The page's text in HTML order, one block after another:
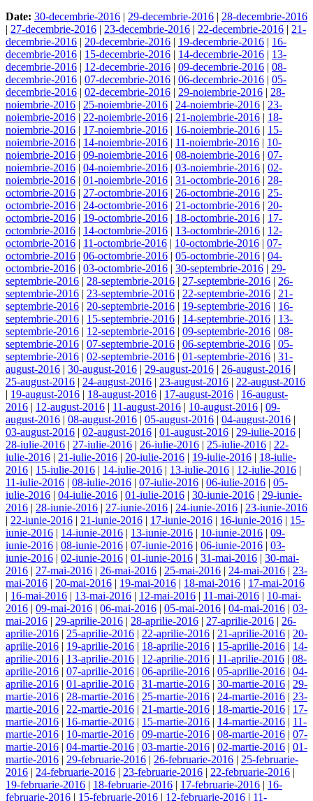
Date: 30-decembrie-2016 | 29-decembrie-2016 | 28-decembrie-2016
| 27-decembrie-2016 | 23-decembrie-2016 | 22-decembrie-2016 | 21-
decembrie-2016 | 20-decembrie-2016 | 19-decembrie-2016 | 16-
decembrie-2016 | 15-decembrie-2016 | 14-decembrie-2016 | 13-
decembrie-2016 | 12-decembrie-2016 | 09-decembrie-2016 | 08-
decembrie-2016 | 07-decembrie-2016 | 06-decembrie-2016 | 05-
decembrie-2016 | 02-decembrie-2016 | 29-noiembrie-2016 | 28-
noiembrie-2016 | 25-noiembrie-2016 | 24-noiembrie-2016 | 23-
noiembrie-2016 | 22-noiembrie-2016 | 21-noiembrie-2016 | 18-
noiembrie-2016 | 17-noiembrie-2016 | 16-noiembrie-2016 | 15-
noiembrie-2016 | 14-noiembrie-2016 | 11-noiembrie-2016 | 10-
noiembrie-2016 | 09-noiembrie-2016 | 08-noiembrie-2016 | 07-
noiembrie-2016 | 04-noiembrie-2016 | 03-noiembrie-2016 | 02-
noiembrie-2016 | 01-noiembrie-2016 | 31-octombrie-2016 | 28-
octombrie-2016 | 27-octombrie-2016 | 26-octombrie-2016 | 25-
octombrie-2016 | 24-octombrie-2016 | 21-octombrie-2016 | 20-
octombrie-2016 | 19-octombrie-2016 | 18-octombrie-2016 | 17-
octombrie-2016 | 14-octombrie-2016 | 13-octombrie-2016 | 12-
octombrie-2016 | 11-octombrie-2016 | 10-octombrie-2016 | 07-
octombrie-2016 | 06-octombrie-2016 | 05-octombrie-2016 | 04-
octombrie-2016 | 03-octombrie-2016 | 30-septembrie-2016 | 29-
septembrie-2016 | 28-septembrie-2016 | 27-septembrie-2016 | 26-
septembrie-2016 | 23-septembrie-2016 | 22-septembrie-2016 | 21-
septembrie-2016 | 20-septembrie-2016 | 19-septembrie-2016 | 16-
septembrie-2016 | 15-septembrie-2016 | 14-septembrie-2016 | 13-
septembrie-2016 | 12-septembrie-2016 | 09-septembrie-2016 | 08-
septembrie-2016 | 07-septembrie-2016 | 06-septembrie-2016 | 05-
septembrie-2016 | 02-septembrie-2016 | 01-septembrie-2016 | 31-
august-2016 | 30-august-2016 | 29-august-2016 | 26-august-2016 |
25-august-2016 | 24-august-2016 | 23-august-2016 | 22-august-2016
| 19-august-2016 | 18-august-2016 | 17-august-2016 | 16-august-
2016 | 12-august-2016 | 11-august-2016 | 10-august-2016 | 09-
august-2016 | 08-august-2016 | 05-august-2016 | 04-august-2016 |
03-august-2016 | 02-august-2016 | 01-august-2016 | 29-iulie-2016 |
28-iulie-2016 | 27-iulie-2016 | 26-iulie-2016 | 25-iulie-2016 | 22-
iulie-2016 | 21-iulie-2016 | 20-iulie-2016 | 19-iulie-2016 | 18-iulie-
2016 | 15-iulie-2016 | 14-iulie-2016 | 13-iulie-2016 | 12-iulie-2016 |
11-iulie-2016 | 08-iulie-2016 | 07-iulie-2016 | 06-iulie-2016 | 05-
iulie-2016 | 04-iulie-2016 | 01-iulie-2016 | 30-iunie-2016 | 29-iunie-
2016 | 28-iunie-2016 | 27-iunie-2016 | 24-iunie-2016 | 23-iunie-2016
| 22-iunie-2016 | 21-iunie-2016 | 17-iunie-2016 | 16-iunie-2016 | 15-
iunie-2016 | 14-iunie-2016 | 13-iunie-2016 | 10-iunie-2016 | 09-
iunie-2016 | 08-iunie-2016 | 07-iunie-2016 | 06-iunie-2016 | 03-
iunie-2016 | 02-iunie-2016 | 01-iunie-2016 | 31-mai-2016 | 30-mai-
2016 | 27-mai-2016 | 26-mai-2016 | 25-mai-2016 | 24-mai-2016 | 23-
mai-2016 | 20-mai-2016 | 19-mai-2016 | 18-mai-2016 | 17-mai-2016
| 16-mai-2016 | 13-mai-2016 | 12-mai-2016 | 11-mai-2016 | 10-mai-
2016 | 09-mai-2016 | 06-mai-2016 | 05-mai-2016 | 04-mai-2016 | 03-
mai-2016 | 29-aprilie-2016 | 28-aprilie-2016 | 27-aprilie-2016 | 26-
aprilie-2016 | 25-aprilie-2016 | 22-aprilie-2016 | 21-aprilie-2016 | 20-
aprilie-2016 | 19-aprilie-2016 | 18-aprilie-2016 | 15-aprilie-2016 | 14-
aprilie-2016 | 13-aprilie-2016 | 12-aprilie-2016 | 11-aprilie-2016 | 08-
aprilie-2016 | 07-aprilie-2016 | 06-aprilie-2016 | 05-aprilie-2016 | 04-
aprilie-2016 | 01-aprilie-2016 | 31-martie-2016 | 30-martie-2016 | 29-
martie-2016 | 28-martie-2016 | 25-martie-2016 | 24-martie-2016 | 23-
martie-2016 | 22-martie-2016 | 21-martie-2016 | 18-martie-2016 | 17-
martie-2016 | 16-martie-2016 | 15-martie-2016 | 14-martie-2016 | 11-
martie-2016 | 10-martie-2016 | 09-martie-2016 | 08-martie-2016 | 07-
martie-2016 | 04-martie-2016 | 03-martie-2016 | 02-martie-2016 | 01-
martie-2016 | 29-februarie-2016 | 26-februarie-2016 | 25-februarie-
2016 | 24-februarie-2016 | 23-februarie-2016 | 22-februarie-2016 |
19-februarie-2016 | 18-februarie-2016 | 17-februarie-2016 | 16-
februarie-2016 | 15-februarie-2016 | 12-februarie-2016 | 11-